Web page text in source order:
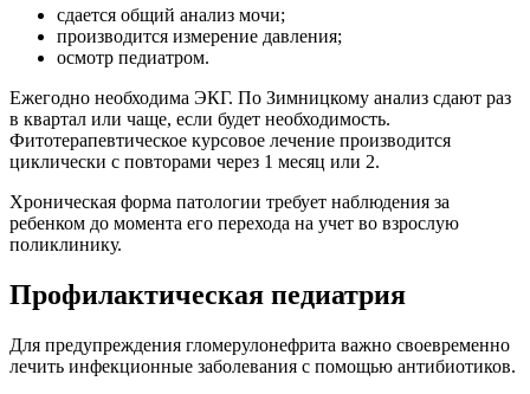
сдается общий анализ мочи;
производится измерение давления;
осмотр педиатром.
Ежегодно необходима ЭКГ. По Зимницкому анализ сдают раз
в квартал или чаще, если будет необходимость.
Фитотерапевтическое курсовое лечение производится
циклически с повторами через 1 месяц или 2.
Хроническая форма патологии требует наблюдения за
ребенком до момента его перехода на учет во взрослую
поликлинику.
Профилактическая педиатрия
Для предупреждения гломерулонефрита важно своевременно
лечить инфекционные заболевания с помощью антибиотиков.